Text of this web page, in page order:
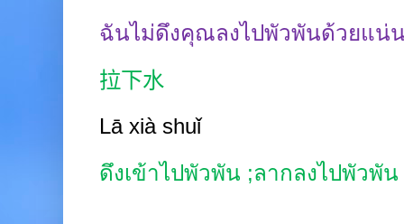
ฉันไม่ดึงคุณลงไปพัวพันด้วยแน่
拉下水
Lā xià shuǐ
ดึงเข้าไปพัวพัน ;ลากลงไปพัวพัน